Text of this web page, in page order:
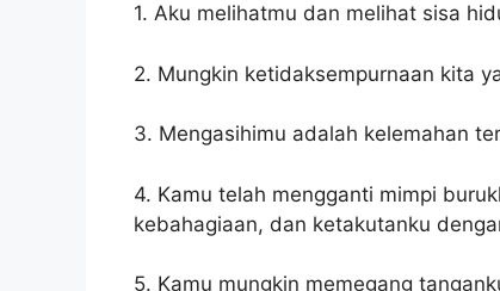
1. Aku melihatmu dan melihat sisa
2. Mungkin ketidaksempurnaan kita
3. Mengasihimu adalah kelemahan
4. Kamu telah mengganti mimpi
kebahagiaan, dan ketakutanku
5. Kamu mungkin memegang